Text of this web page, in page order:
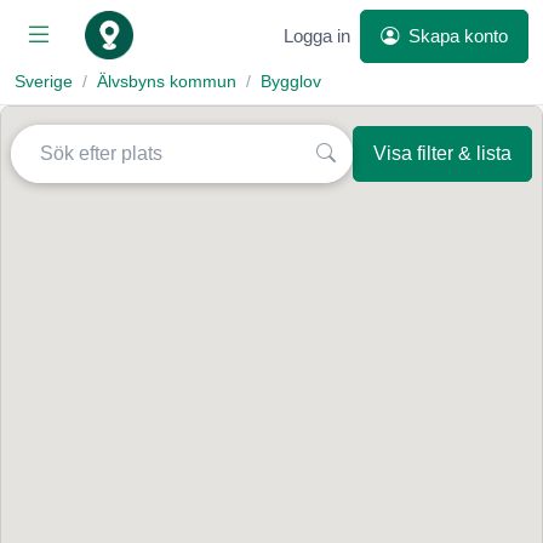
Logga in Skapa konto
Sverige Älvsbyns kommun Bygglov
Visa filter & lista